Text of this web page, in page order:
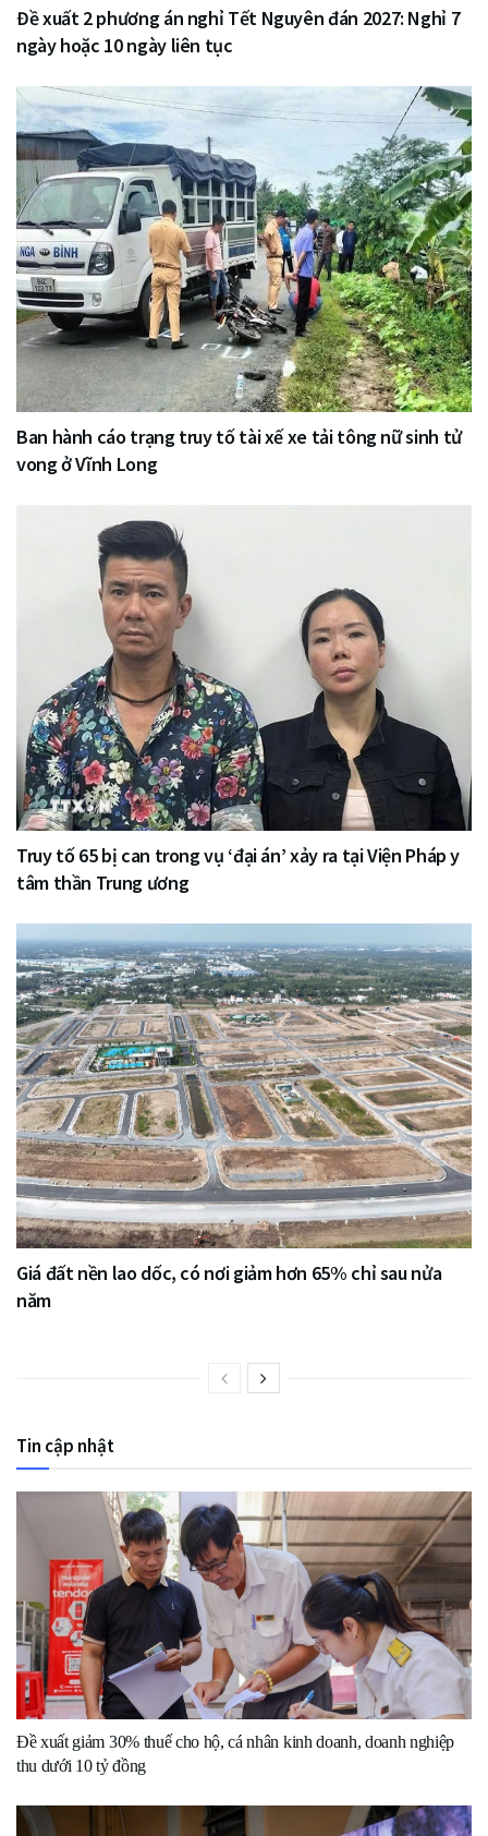
Đề xuất 2 phương án nghỉ Tết Nguyên đán 2027: Nghỉ 7
ngày hoặc 10 ngày liên tục
Ban hành cáo trạng truy tố tài xế xe tải tông nữ sinh tử
vong ở Vĩnh Long
Truy tố 65 bị can trong vụ ‘đại án’ xảy ra tại Viện Pháp y
tâm thần Trung ương
Giá đất nền lao dốc, có nơi giảm hơn 65% chỉ sau nửa
năm
Tin cập nhật
Đề xuất giảm 30% thuế cho hộ, cá nhân kinh doanh, doanh nghiệp
thu dưới 10 tỷ đồng